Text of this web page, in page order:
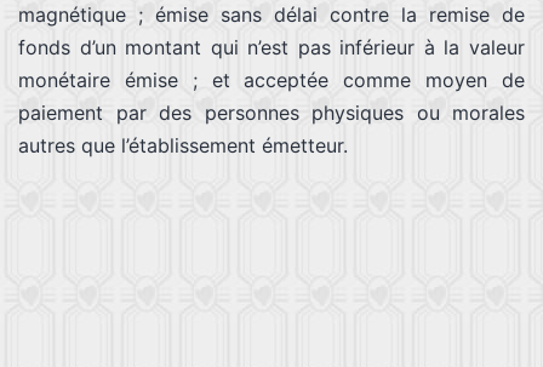
magnétique ; émise sans délai contre la remise de
fonds d’un montant qui n’est pas inférieur à la valeur
monétaire émise ; et acceptée comme moyen de
paiement par des personnes physiques ou morales
autres que l’établissement émetteur.